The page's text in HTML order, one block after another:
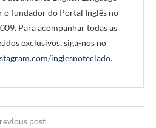
o fundador do Portal Inglês no
Para acompanhar todas as
exclusivos, siga-nos no
inglesnoteclado.
post